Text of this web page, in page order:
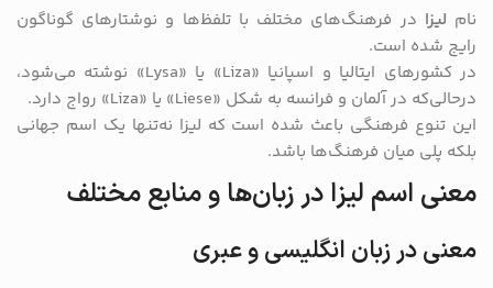
نام لیزا در فرهنگ‌های مختلف با تلفظ‌ها و نوشتارهای گوناگون
رایج شده است.
در کشورهای ایتالیا و اسپانیا «Liza» یا «Lysa» نوشته می‌شود،
درحالی‌که در آلمان و فرانسه به شکل «Liese» یا «Liza» رواج دارد.
این تنوع فرهنگی باعث شده است که لیزا نه‌تنها یک اسم جهانی
بلکه پلی میان فرهنگ‌ها باشد.
معنی اسم لیزا در زبان‌ها و منابع مختلف
معنی در زبان انگلیسی و عبری